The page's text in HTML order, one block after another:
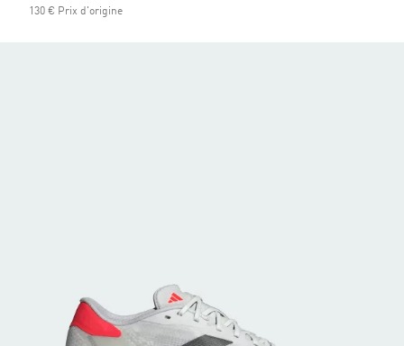
130 € Prix d'origine